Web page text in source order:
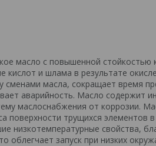
масло с повышенной стойкостью
и шлама в результате
сменами масла, сокращает время
аварийность. Масло содержит
маслоснабжения от коррозии.
трущихся элементов
низкотемпературные свойства,
запуск при низких